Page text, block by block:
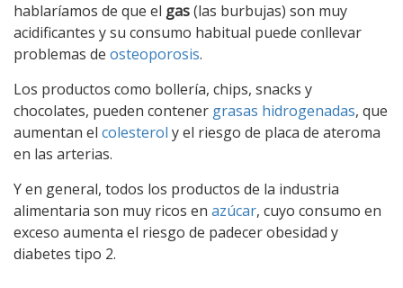
hablaríamos de que el gas(las burbujas) son muy
acidificantes y su consumo habitual puede conllevar
problemas de osteoporosis.
Los productos como bollería, chips, snacks y
chocolates, pueden contener grasas hidrogenadas, que
aumentan el colesterol y el riesgo de placa de ateroma
en las arterias.
Y en general, todos los productos de la industria
alimentaria son muy ricos en azúcar, cuyo consumo en
exceso aumenta el riesgo de padecer obesidad y
diabetes tipo 2.